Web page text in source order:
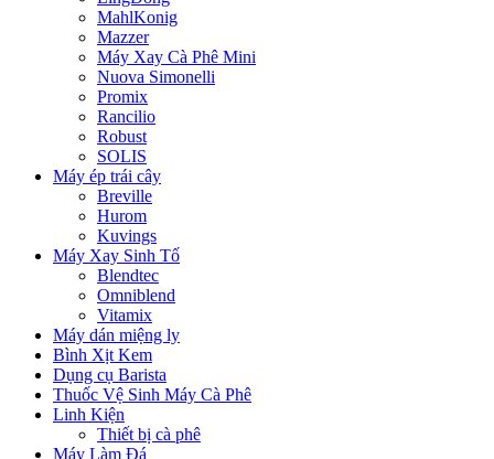
MahlKonig
Mazzer
Máy Xay Cà Phê Mini
Nuova Simonelli
Promix
Rancilio
Robust
SOLIS
Máy ép trái cây
Breville
Hurom
Kuvings
Máy Xay Sinh Tố
Blendtec
Omniblend
Vitamix
Máy dán miệng ly
Bình Xịt Kem
Dụng cụ Barista
Thuốc Vệ Sinh Máy Cà Phê
Linh Kiện
Thiết bị cà phê
Máy Làm Đá